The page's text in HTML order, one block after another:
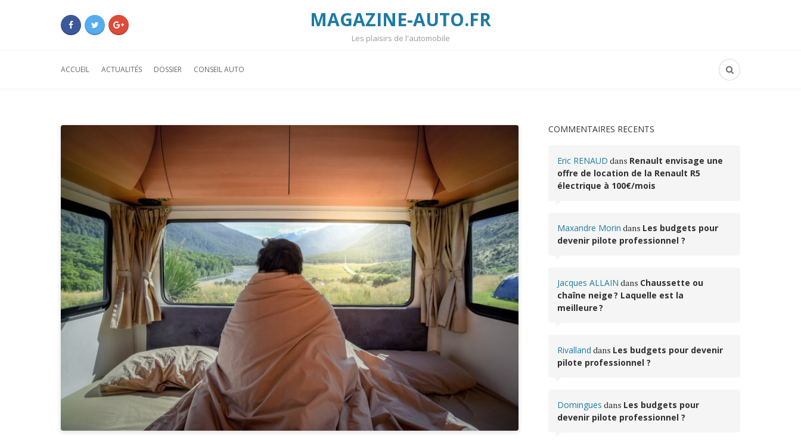
MAGAZINE-AUTO.FR
Les plaisirs de l'automobile
ACCUEIL ACTUALITÉS DOSSIER CONSEIL AUTO
COMMENTAIRES RÉCENTS
Eric RENAUD dans Renault envisage une
offre de location de la Renault R5
électrique à 100€/mois
Maxandre Morin dans Les budgets pour
devenir pilote professionnel ?
Jacques ALLAIN dans Chaussette ou
chaîne neige ? Laquelle est la
meilleure ?
Rivalland dans Les budgets pour devenir
pilote professionnel ?
Domingues dans Les budgets pour
devenir pilote professionnel ?